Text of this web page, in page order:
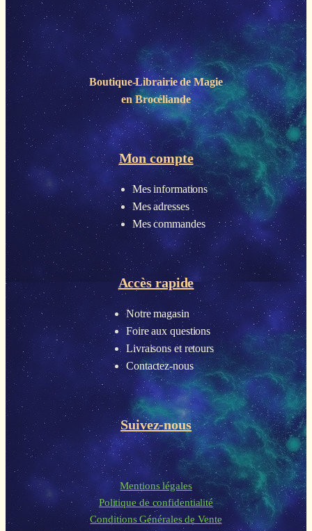
Boutique-Librairie deMagie
en Brocéliande
Mon compte
Mes informations
Mes adresses
Mes commandes
Accès rapide
Notre magasin
Foire aux questions
Livraisons et retours
Contactez-nous
Suivez-nous
Mentions légales
Politique de confidentialité
Conditions Générales de Vente